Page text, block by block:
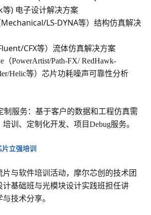
) 电子设计解决方案
LS-DYNA等）结构仿真解决
CFX等）流体仿真解决方案
（PowerArtist/Path-FX/ RedHawk-
Helic等）芯片功耗噪声可靠性分析
制服务：基于客户的数据和工程仿真需
训、定制化开发、项目Debug服务。
立强培训
片与软件培训活动，摩尔芯创的技术团
计基础班与光模块设计实践班担任讲
技术分享。